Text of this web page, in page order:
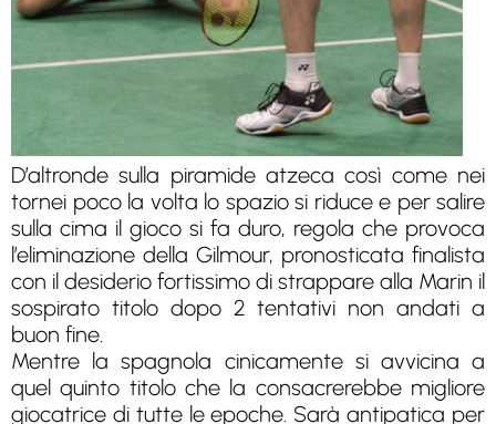
D’altronde sulla piramide atzeca così come nei
tornei poco la volta lo spazio si riduce e per salire
sulla cima il gioco si fa duro, regola che provoca
l’eliminazione della Gilmour, pronosticata finalista
con il desiderio fortissimo di strappare alla Marin il
sospirato titolo dopo 2 tentativi non andati a
buon fine.
Mentre la spagnola cinicamente si avvicina a
quel quinto titolo che la consacrerebbe migliore
giocatrice di tutte le epoche. Sarà antipatica per